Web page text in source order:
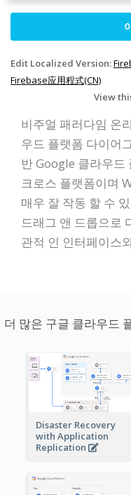
Edit Localized Version:
Firebase应用程式(CN)
View
비주얼 패러다임 온
우드 플랫폼 다이어
반 Google 클라우드
크로스 플랫폼이며
매우 잘 작동 할 수
드래그 앤 드롭으로
관적 인 인터페이스
더 많은 구글 클라우드
Disaster Recovery
with Application
Replication